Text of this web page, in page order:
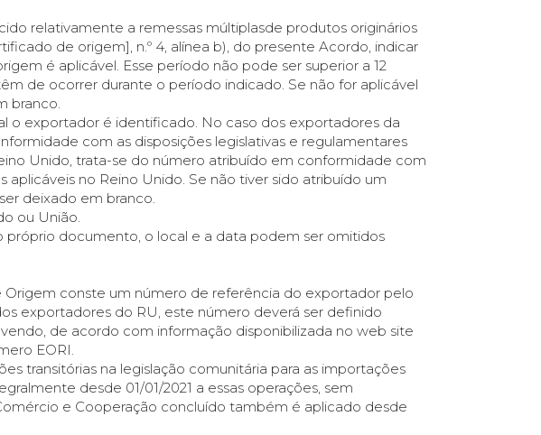
relativamente a remessas múltiplasde produtos originários
de origem], n.º 4, alínea b), do presente Acordo, indicar
é aplicável. Esse período não pode ser superior a 12
de ocorrer durante o período indicado. Se não for aplicável
branco.
o exportador é identificado. No caso dos exportadores da
com as disposições legislativas e regulamentares
Unido, trata-se do número atribuído em conformidade com
aplicáveis no Reino Unido. Se não tiver sido atribuído um
deixado em branco.
ou União.
próprio documento, o local e a data podem ser omitidos
conste um número de referência do exportador pelo
exportadores do RU, este número deverá ser definido
de acordo com informação disponibilizada no web site
EORI.
transitórias na legislação comunitária para as importações
desde 01/01/2021 a essas operações, sem
e Cooperação concluído também é aplicado desde